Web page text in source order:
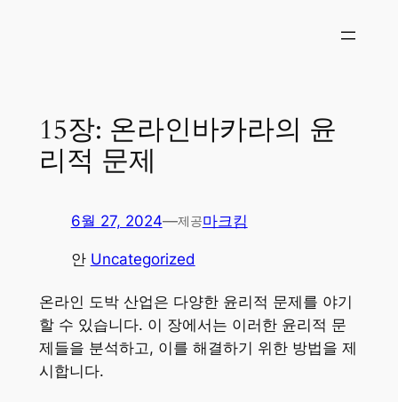
15장: 온라인바카라의 윤
리적 문제
6월 27, 2024—제공마크킴
안 Uncategorized
온라인 도박 산업은 다양한 윤리적 문제를 야기
할 수 있습니다. 이 장에서는 이러한 윤리적 문
제들을 분석하고, 이를 해결하기 위한 방법을 제
시합니다.